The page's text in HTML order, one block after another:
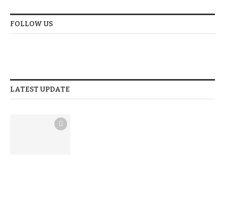
FOLLOW US
LATEST UPDATE